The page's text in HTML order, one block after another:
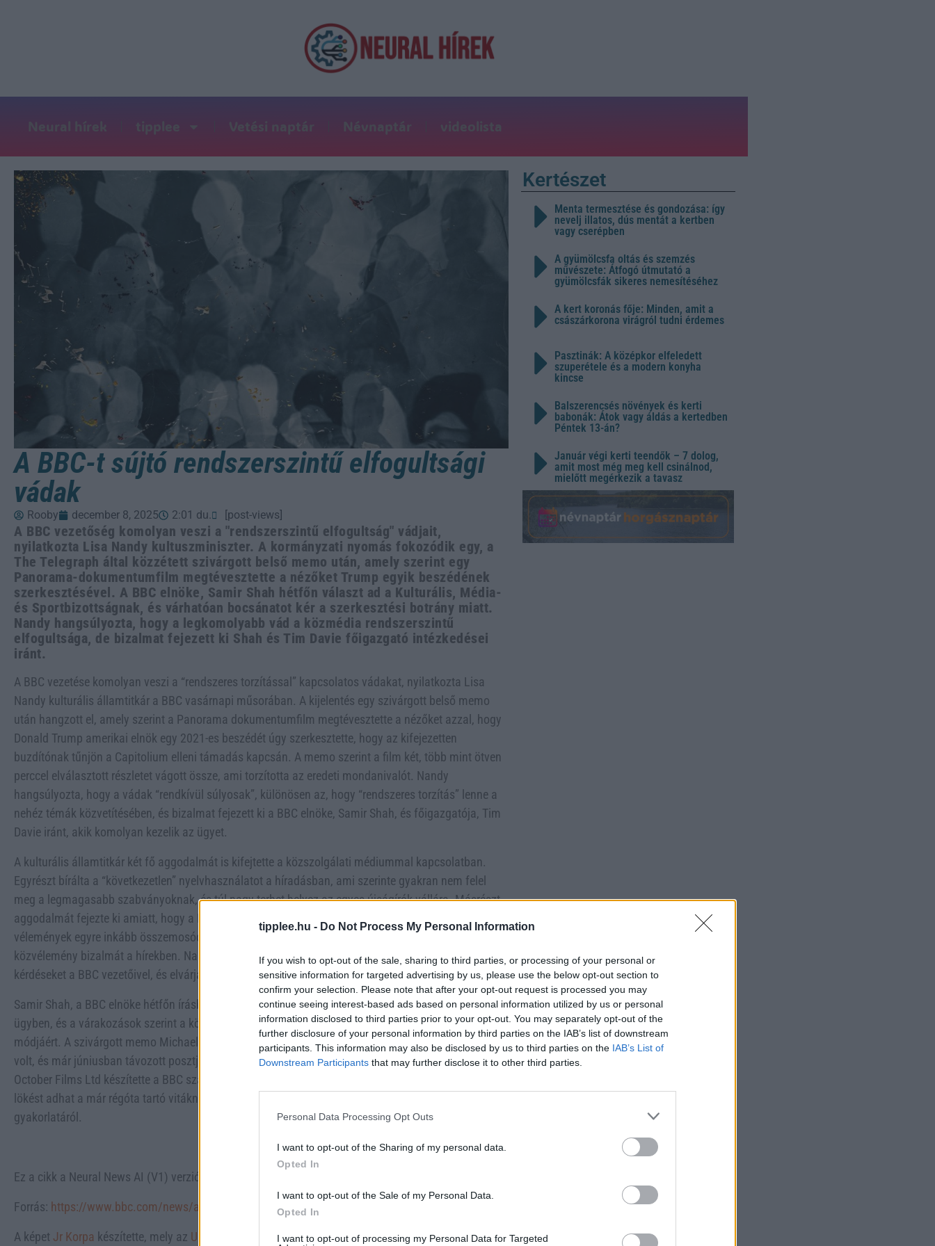
tipplee.hu - Do Not Process My Personal Information
If you wish to opt-out of the sale, sharing to third parties, or processing of your personal or
sensitive information for targeted advertising by us, please use the below opt-out section to
confirm your selection. Please note that after your opt-out request is processed you may
continue seeing interest-based ads based on personal information utilized by us or personal
information disclosed to third parties prior to your opt-out. You may separately opt-out of the
further disclosure of your personal information by third parties on the IAB’s list of downstream
participants. This information may also be disclosed by us to third parties on the IAB’s List of
Downstream Participants that may further disclose it to other third parties.
Personal Data Processing Opt Outs
I want to opt-out of the Sharing of my personal data.
Opted In
I want to opt-out of the Sale of my Personal Data.
Opted In
I want to opt-out of processing my Personal Data for Targeted
Neural hírek tipplee Vetési naptár Névnaptár videolista
A BBC-t sújtó rendszerszintű elfogultsági
vádak
Rooby december 8, 2025 2:01 du. [post-views]
A BBC vezetőség komolyan veszi a "rendszerszintű elfogultság" vádjait,
nyilatkozta Lisa Nandy kultuszminiszter. A kormányzati nyomás fokozódik egy, a
The Telegraph által közzétett szivárgott belső memo után, amely szerint egy
Panorama-dokumentumfilm megtévesztette a nézőket Trump egyik beszédének
szerkesztésével. A BBC elnöke, Samir Shah hétfőn választ ad a Kulturális, Média-
és Sportbizottságnak, és várhatóan bocsánatot kér a szerkesztési botrány miatt.
Nandy hangsúlyozta, hogy a legkomolyabb vád a közmédia rendszerszintű
elfogultsága, de bizalmat fejezett ki Shah és Tim Davie főigazgató intézkedései
iránt.
A BBC vezetése komolyan veszi a “rendszeres torzítással” kapcsolatos vádakat, nyilatkozta Lisa
Nandy kulturális államtitkár a BBC vasárnapi műsorában. A kijelentés egy szivárgott belső memo
után hangzott el, amely szerint a Panorama dokumentumfilm megtévesztette a nézőket azzal, hogy
Donald Trump amerikai elnök egy 2021-es beszédét úgy szerkesztette, hogy az kifejezetten
buzdítónak tűnjön a Capitolium elleni támadás kapcsán. A memo szerint a film két, több mint ötven
perccel elválasztott részletet vágott össze, ami torzította az eredeti mondanivalót. Nandy
hangsúlyozta, hogy a vádak “rendkívül súlyosak”, különösen az, hogy “rendszeres torzítás” lenne a
nehéz témák közvetítésében, és bizalmat fejezett ki a BBC elnöke, Samir Shah, és főigazgatója, Tim
Davie iránt, akik komolyan kezelik az ügyet.
A kulturális államtitkár két fő aggodalmát is kifejtette a közszolgálati médiummal kapcsolatban.
Egyrészt bírálta a “következetlen” nyelvhasználatot a híradásban, ami szerinte gyakran nem felel
meg a legmagasabb szabványoknak, és túl nagy terhet helyez az egyes újságírók vállára. Másrészt
aggodalmát fejezte ki amiatt, hogy a BBC egy olyan médiakörnyezetben működik, ahol a tények és a
vélemények egyre inkább összemosódnak, ami veszélyes helyzetet teremt, mivel aláássa a
közvélemény bizalmát a hírekben. Nandy kijelentette, hogy részletesen megvitatott ezeket a
kérdéseket a BBC vezetőivel, és elvárja, hogy megfelelően kezeljék azokat.
Samir Shah, a BBC elnöke hétfőn írásbeli választ ad a Kulturális, Média- és Sportbizottságnak az
ügyben, és a várakozások szerint a közszolgálati médium bocsánatot kér a beszéd szerkesztési
módjáért. A szivárgott memo Michael Prescotttól származik, aki a BBC független külső tanácsadója
volt, és már júniusban távozott posztjáról. A vizsgált Panorama-dokumentumfilmet a független
October Films Ltd készítette a BBC számára, akiket szintén megkerestek nyilatkozatért. Az eset újabb
lökést adhat a már régóta tartó vitáknak a BBC politikai elfogultságáról és szerkesztési
gyakorlatáról.
Ez a cikk a Neural News AI (V1) verziójával készült.
Forrás: https://www.bbc.com/news/articles/c9wvqx50jpqo.
A képet Jr Korpa készítette, mely az Unsplash -on található.
Kertészet
Menta termesztése és gondozása: így
nevelj illatos, dús mentát a kertben
vagy cserépben
A gyümölcsfa oltás és szemzés
művészete: Átfogó útmutató a
gyümölcsfák sikeres nemesítéséhez
A kert koronás fője: Minden, amit a
császárkorona virágról tudni érdemes
Pasztinák: A középkor elfeledett
szuperétele és a modern konyha
kincse
Balszerencsés növények és kerti
babonák: Átok vagy áldás a kertedben
Péntek 13-án?
Január végi kerti teendők – 7 dolog,
amit most még meg kell csinálnod,
mielőtt megérkezik a tavasz